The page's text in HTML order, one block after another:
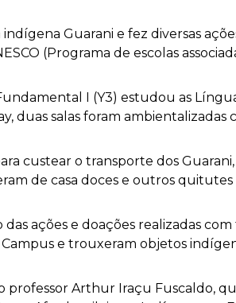
Guarani e fez diversas
(Programa de escolas
I (Y3) estudou as
duas salas foram ambientalizadas
custear o transporte dos
de casa doces e outros
ações e doações realizadas
e trouxeram objetos
professor Arthur Iraçu Fuscaldo,